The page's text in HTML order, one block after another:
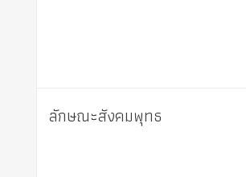
ลักษณะสังคมพุทธ